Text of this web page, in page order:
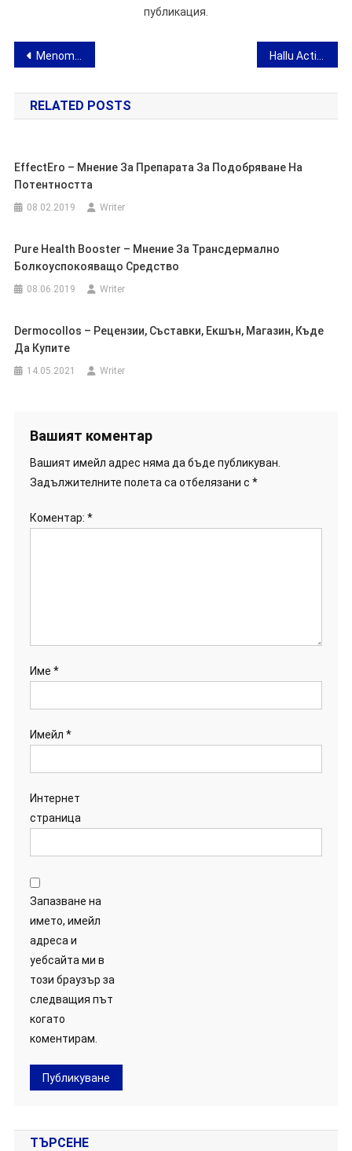
публикация.
Навигация
Menomin Forte – хапчета за менопауза без рецепта – отзиви, цена
RELATED POSTS
EffectEro – Мнение За Препарата За Подобряване На
Потентността
08.02.2019 Writer
Pure Health Booster – Мнение За Трансдермално
Болкоуспокояващо Средство
08.06.2019 Writer
Dermocollos – Рецензии, Съставки, Екшън, Магазин, Къде
Да Купите
14.05.2021 Writer
Вашият коментар
Вашият имейл адрес няма да бъде публикуван.
Задължителните полета са отбелязани с *
Коментар: *
Име *
Имейл *
Интернет
страница
Запазване на
името, имейл
адреса и
уебсайта ми в
този браузър за
следващия път
когато
коментирам.
ТЪРСЕНЕ